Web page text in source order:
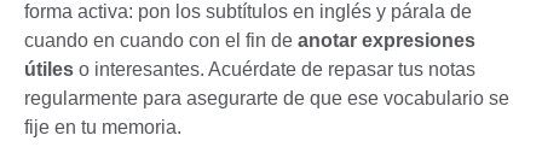
forma activa: pon los subtítulos en inglés y párala de
cuando en cuando con el fin de anotar expresiones
útiles o interesantes. Acuérdate de repasar tus notas
regularmente para asegurarte de que ese vocabulario se
fije en tu memoria.